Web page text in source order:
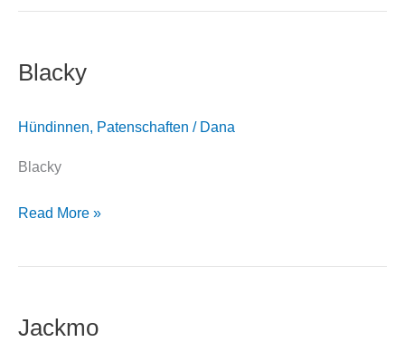
Blacky
Hündinnen, Patenschaften / Dana
Blacky
Read More »
Jackmo